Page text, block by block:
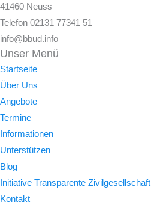
41460 Neuss
Telefon 02131 77341 51
info@bbud.info
Unser Menü
Startseite
Über Uns
Angebote
Termine
Informationen
Unterstützen
Blog
Initiative Transparente Zivilgesellschaft
Kontakt